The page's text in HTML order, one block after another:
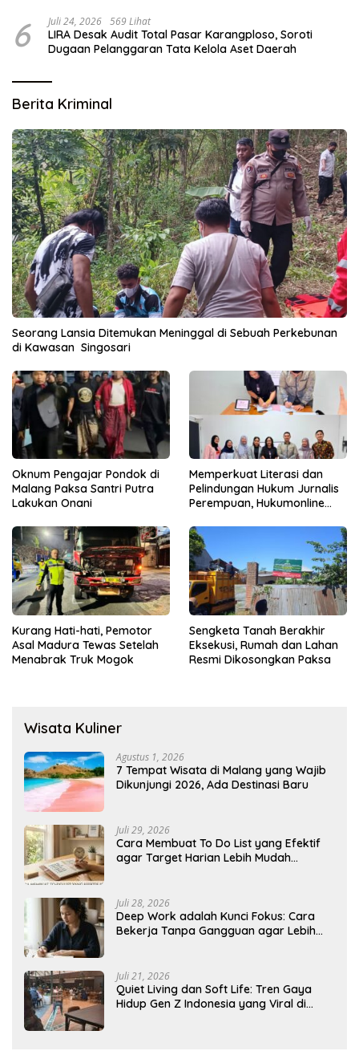
6 Juli 24, 2026 569 Lihat
LIRA Desak Audit Total Pasar Karangploso, Soroti
Dugaan Pelanggaran Tata Kelola Aset Daerah
Berita Kriminal
Seorang Lansia Ditemukan Meninggal di Sebuah Perkebunan
di Kawasan Singosari
Oknum Pengajar Pondok di
Malang Paksa Santri Putra
Lakukan Onani
Memperkuat Literasi dan
Pelindungan Hukum Jurnalis
Perempuan, Hukumonline
Gratis
Kurang Hati-hati, Pemotor
Asal Madura Tewas Setelah
Menabrak Truk Mogok
Sengketa Tanah Berakhir
Eksekusi, Rumah dan Lahan
Resmi Dikosongkan Paksa
Wisata Kuliner
Agustus 1, 2026
7 Tempat Wisata di Malang yang Wajib
Dikunjungi 2026, Ada Destinasi Baru
Juli 29, 2026
Cara Membuat To Do List yang Efektif
agar Target Harian Lebih Mudah
Juli 28, 2026
Deep Work adalah Kunci Fokus: Cara
Bekerja Tanpa Gangguan agar Lebih
Juli 21, 2026
Quiet Living dan Soft Life: Tren Gaya
Hidup Gen Z Indonesia yang Viral di